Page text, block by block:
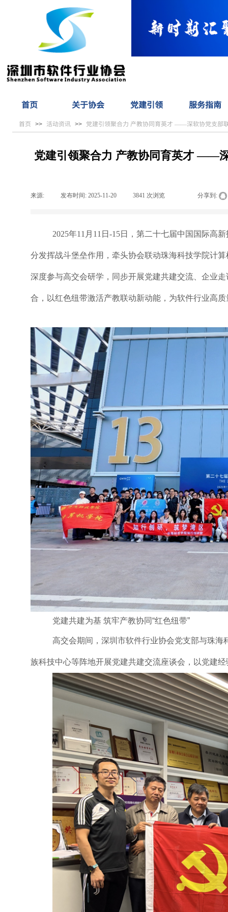
首页 关于协会 党建引领 服务指南
首页 >> 活动资讯 >> 党建引领聚合力 产教协同育英才 ——深软协党支部
党建引领聚合力 产教协同育英才 ——
来源: 发布时间: 2025-11-20 3841 次浏览 分享到:
2025年11月11日-15日，第二十七届中国国际高
分发挥战斗堡垒作用，牵头协会联动珠海科技学院计
深度参与高交会研学，同步开展党建共建交流、企业
合，以红色纽带激活产教联动新动能，为软件行业高
党建共建为基 筑牢产教协同“红色纽带”
高交会期间，深圳市软件行业协会党支部与珠
族科技中心等阵地开展党建共建交流座谈会，以党建